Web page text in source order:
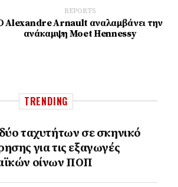
REPORTS
Alexandre Arnault αναλαμβάνει την
ανάκαμψη Moet Hennessy
TRENDING
ταχυτήτων σε σκηνικό
για τις εξαγωγές
οίνων ΠΟΠ